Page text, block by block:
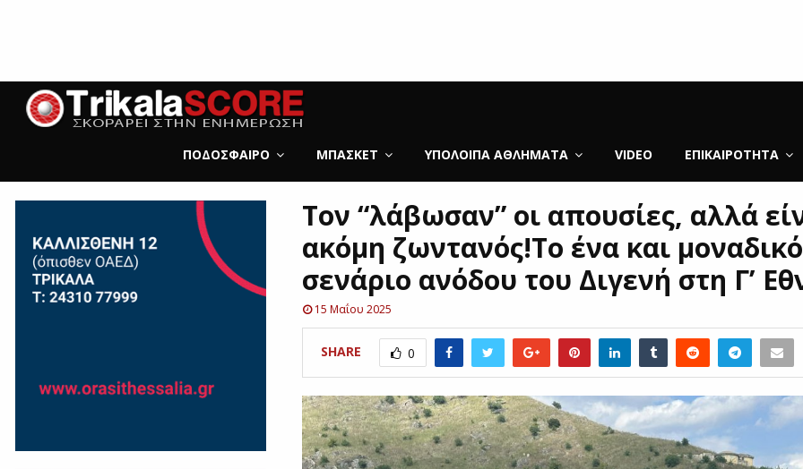
ΠΟΔΌΣΦΑΙΡΟ ΜΠΆΣΚΕΤ ΥΠΌΛΟΙΠΑ ΑΘΛΉΜΑΤΑ VIDEO ΕΠΙΚΑΙΡΌΤΗΤΑ
Τον “λάβωσαν” οι απουσίες, αλλά
ακόμη ζωντανός!Το ένα και μοναδικό
σενάριο ανόδου του Διγενή στη Γ’
15 Μαΐου 2025
SHARE 0